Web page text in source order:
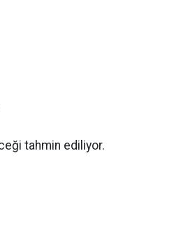
tahmin ediliyor.